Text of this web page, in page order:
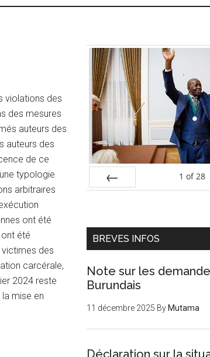
violations des
des mesures
auteurs des
auteurs des
de ce
typologie
arbitraires
ont été
été
des
carcérale,
2024 reste
mise en
Barre
latérale
principale
1 of 28
BREVES INFOS
Note sur les
Burundais
11 décembre 2025 By Mutama
Déclaration sur la